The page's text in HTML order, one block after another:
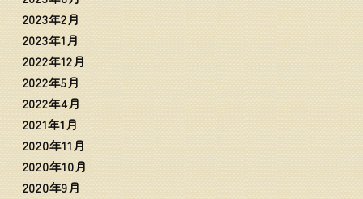
2023年2月
2023年1月
2022年12月
2022年5月
2022年4月
2021年1月
2020年11月
2020年10月
2020年9月